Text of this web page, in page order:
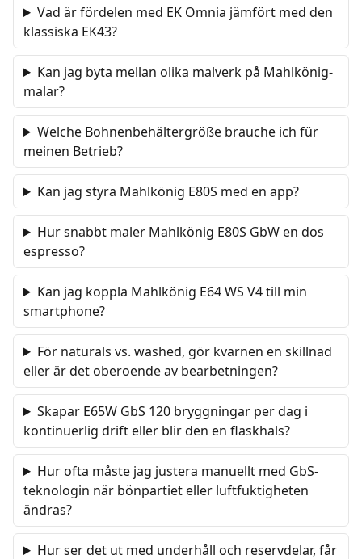
Vad är fördelen med EK Omnia jämfört med den
klassiska EK43?
Kan jag byta mellan olika malverk på Mahlkönig-
malar?
Welche Bohnenbehältergröße brauche ich für
meinen Betrieb?
Kan jag styra Mahlkönig E80S med en app?
Hur snabbt maler Mahlkönig E80S GbW en dos
espresso?
Kan jag koppla Mahlkönig E64 WS V4 till min
smartphone?
För naturals vs. washed, gör kvarnen en skillnad
eller är det oberoende av bearbetningen?
Skapar E65W GbS 120 bryggningar per dag i
kontinuerlig drift eller blir den en flaskhals?
Hur ofta måste jag justera manuellt med GbS-
teknologin när bönpartiet eller luftfuktigheten
ändras?
Hur ser det ut med underhåll och reservdelar, får